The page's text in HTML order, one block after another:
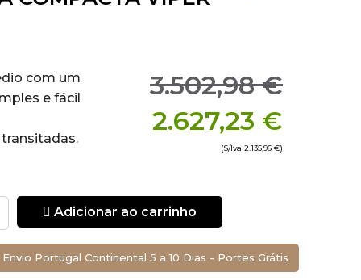
3.502,98 €
2.627,23 €
(S/Iva 2.135,96 €)
com um
e fácil
graças ao
Adicionar ao carrinho
Envio Portugal Continental 5 a 10 Dias - Portes Grátis